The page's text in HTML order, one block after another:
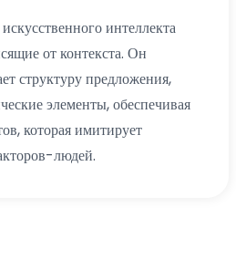
интеллекта
от контекста. Он
структуру предложения,
элементы, обеспечивая
которая имитирует
людей.